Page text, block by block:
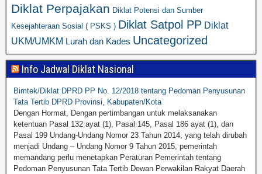
Diklat Perpajakan Diklat Potensi dan Sumber
Kesejahteraan Sosial ( PSKS ) Diklat Satpol PP Diklat
UKM/UMKM Lurah dan Kades Uncategorized
Info Jadwal Diklat Nasional
Bimtek/Diklat DPRD PP No. 12/2018 tentang Pedoman Penyusunan
Tata Tertib DPRD Provinsi, Kabupaten/Kota
Dengan Hormat, Dengan pertimbangan untuk melaksanakan
ketentuan Pasal 132 ayat (1), Pasal 145, Pasal 186 ayat (1), dan
Pasal 199 Undang-Undang Nomor 23 Tahun 2014, yang telah dirubah
menjadi Undang – Undang Nomor 9 Tahun 2015, pemerintah
memandang perlu menetapkan Peraturan Pemerintah tentang
Pedoman Penyusunan Tata Tertib Dewan Perwakilan Rakyat Daerah